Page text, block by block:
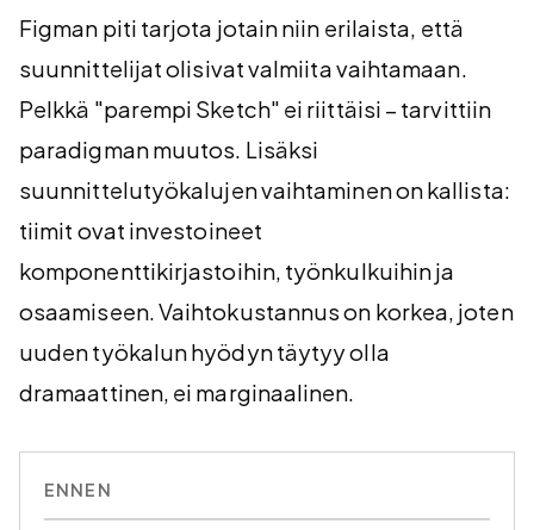
Figman piti tarjota jotain niin erilaista, että
suunnittelijat olisivat valmiita vaihtamaan.
Pelkkä "parempi Sketch" ei riittäisi – tarvittiin
paradigman muutos. Lisäksi
suunnittelutyökalujen vaihtaminen on kallista:
tiimit ovat investoineet
komponenttikirjastoihin, työnkulkuihin ja
osaamiseen. Vaihtokustannus on korkea, joten
uuden työkalun hyödyn täytyy olla
dramaattinen, ei marginaalinen.
ENNEN